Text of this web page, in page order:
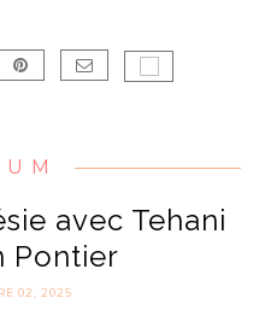
avec Tehani
Pontier
02, 2025